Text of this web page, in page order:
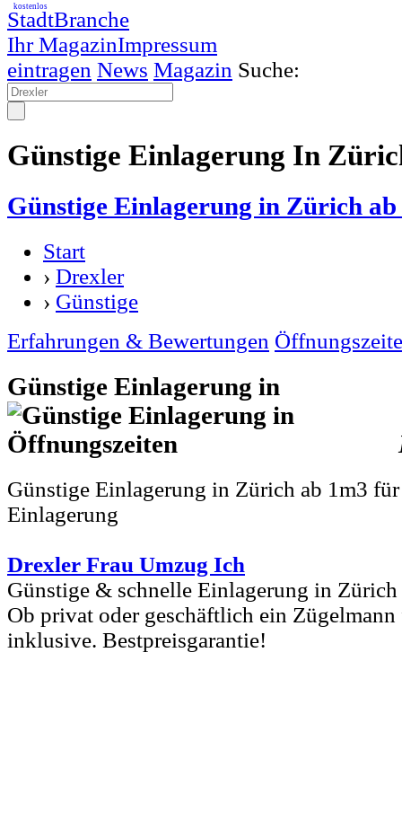
StadtBranche
Ihr MagazinImpressum
kostenlos
eintragen News Magazin Suche:
Günstige Einlagerung In
Günstige Einlagerung in Zürich
Start
› Drexler
› Günstige
Erfahrungen & Bewertungen
Günstige Einlagerung in
Günstige Einlagerung in Zürich ab 1m3
Einlagerung
Drexler Frau Umzug Ich
Günstige & schnelle Einlagerung in Zürich
Ob privat oder geschäftlich ein
inklusive. Bestpreisgarantie!